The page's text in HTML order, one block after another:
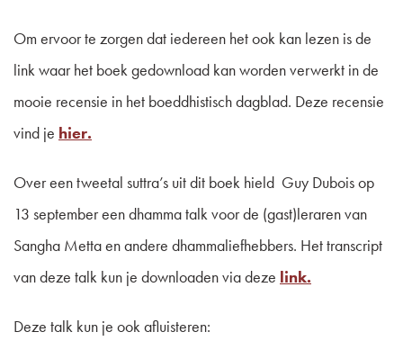
Om ervoor te zorgen dat iedereen het ook kan lezen is de
link waar het boek gedownload kan worden verwerkt in de
mooie recensie in het boeddhistisch dagblad. Deze recensie
vind je hier.
Over een tweetal suttra’s uit dit boek hield Guy Dubois op
13 september een dhamma talk voor de (gast)leraren van
Sangha Metta en andere dhammaliefhebbers. Het transcript
van deze talk kun je downloaden via deze link.
Deze talk kun je ook afluisteren: